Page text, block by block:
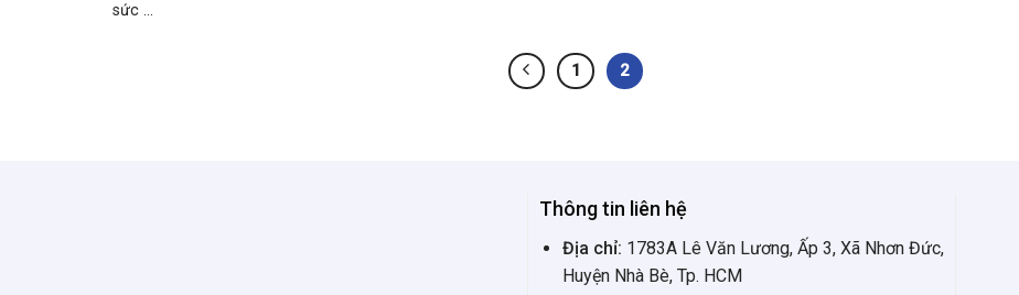
sức ...
1 2
Thông tin liên hệ
Địa chỉ: 1783A Lê Văn Lương, Ấp 3, Xã Nhơn Đức,
Huyện Nhà Bè, Tp. HCM